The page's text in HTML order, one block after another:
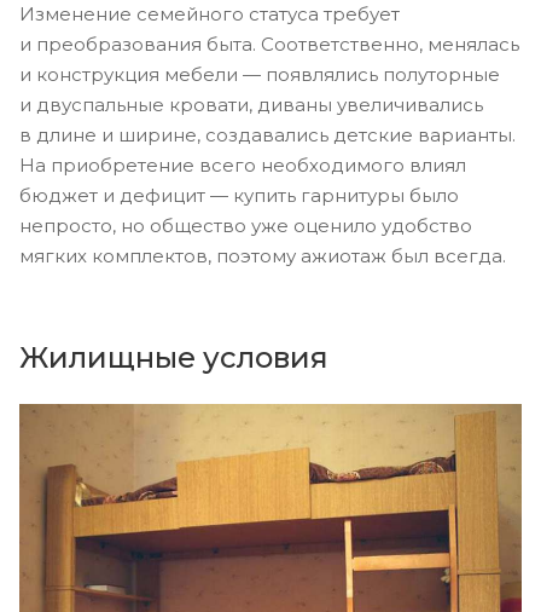
Изменение семейного статуса требует
и преобразования быта. Соответственно, менялась
и конструкция мебели — появлялись полуторные
и двуспальные кровати, диваны увеличивались
в длине и ширине, создавались детские варианты.
На приобретение всего необходимого влиял
бюджет и дефицит — купить гарнитуры было
непросто, но общество уже оценило удобство
мягких комплектов, поэтому ажиотаж был всегда.
Жилищные условия